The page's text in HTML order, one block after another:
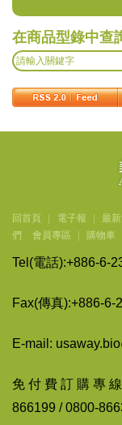
在商品型錄中查
回首頁 電子報 最
們
會員專區 購物車
Tel(電話):+886-6-
Fax(傳真):+886-6-
E-mail:
免付費訂購專
866199 / 0800-